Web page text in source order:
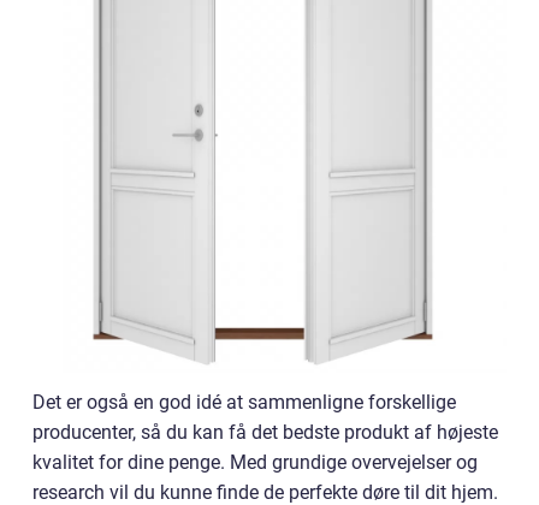
Det er også en god idé at sammenligne forskellige
producenter, så du kan få det bedste produkt af højeste
kvalitet for dine penge. Med grundige overvejelser og
research vil du kunne finde de perfekte døre til dit hjem.